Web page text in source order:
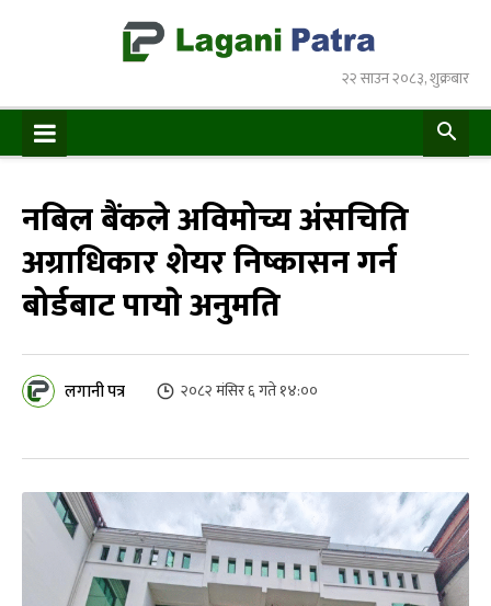
२२ साउन २०८३, शुक्रबार
नबिल बैंकले अविमोच्य अंसचिति
अग्राधिकार शेयर निष्कासन गर्न
बोर्डबाट पायाे अनुमति
लगानी पत्र २०८२ मंसिर ६ गते १४:००